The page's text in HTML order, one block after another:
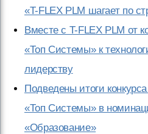
«T-FLEX PLM шагает по
Вместе с T-FLEX PLM от
«Топ Системы» к
лидерству
Подведены итоги
«Топ Системы» в
«Образование»